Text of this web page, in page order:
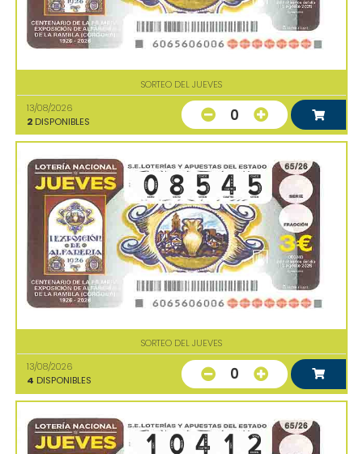
SORTEO DEL JUEVES
13/08/2026
2 DISPONIBLES 0
SORTEO DEL JUEVES
13/08/2026
4 DISPONIBLES 0